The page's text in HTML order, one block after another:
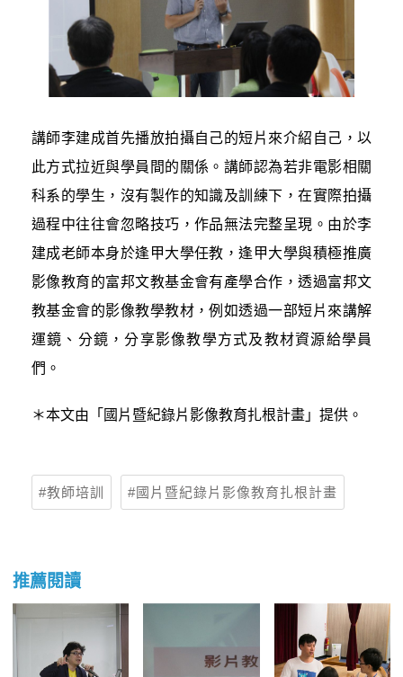
講師李建成首先播放拍攝自己的短片來介紹自己，以
此方式拉近與學員間的關係。講師認為若非電影相關
科系的學生，沒有製作的知識及訓練下，在實際拍攝
過程中往往會忽略技巧，作品無法完整呈現。由於李
建成老師本身於逢甲大學任教，逢甲大學與積極推廣
影像教育的富邦文教基金會有產學合作，透過富邦文
教基金會的影像教學教材，例如透過一部短片來講解
運鏡、分鏡，分享影像教學方式及教材資源給學員
們。
＊本文由「國片暨紀錄片影像教育扎根計畫」提供。
教師培訓 國片暨紀錄片影像教育扎根計畫
推薦閱讀